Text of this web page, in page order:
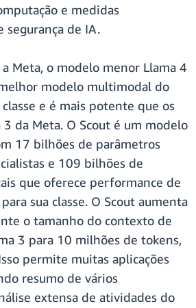
e medidas
segurança de IA.
a Meta, o modelo menor Llama 4
modelo multimodal do
e é mais potente que os
3 da Meta. O Scout é um modelo
17 bilhões de parâmetros
e 109 bilhões de
que oferece performance de
sua classe. O Scout aumenta
o tamanho do contexto de
3 para 10 milhões de tokens,
permite muitas aplicações
resumo de vários
extensa de atividades do